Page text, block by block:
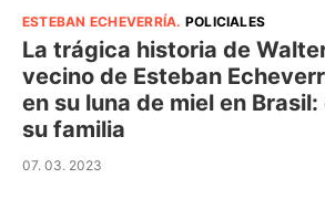
ESTEBAN ECHEVERRÍA. POLICIALES
La trágica historia de
vecino de Esteban
en su luna de miel en
su familia
07. 03. 2023